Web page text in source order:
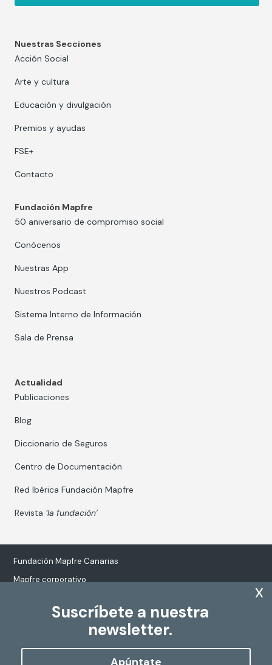
Suscríbete a nuestra
newsletter.
Apúntate
x
Nuestras Secciones
Acción Social
Arte y cultura
Educación y divulgación
Premios y ayudas
FSE+
Contacto
Fundación Mapfre
50 aniversario de compromiso social
Conócenos
Nuestras App
Nuestros Podcast
Sistema Interno de Información
Sala de Prensa
Actualidad
Publicaciones
Blog
Diccionario de Seguros
Centro de Documentación
Red Ibérica Fundación Mapfre
Revista ‘la fundación’
Fundación Mapfre Canarias
Mapfre corporativo
Tratamiento de datos personales
Política de Cookies